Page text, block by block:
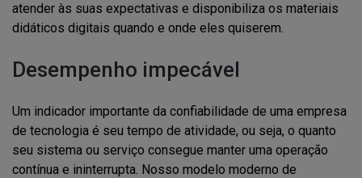
atender às suas expectativas e disponibiliza os materiais
didáticos digitais quando e onde eles quiserem.
Desempenho impecável
Um indicador importante da confiabilidade de uma empresa
de tecnologia é seu tempo de atividade, ou seja, o quanto
seu sistema ou serviço consegue manter uma operação
contínua e ininterrupta. Nosso modelo moderno de